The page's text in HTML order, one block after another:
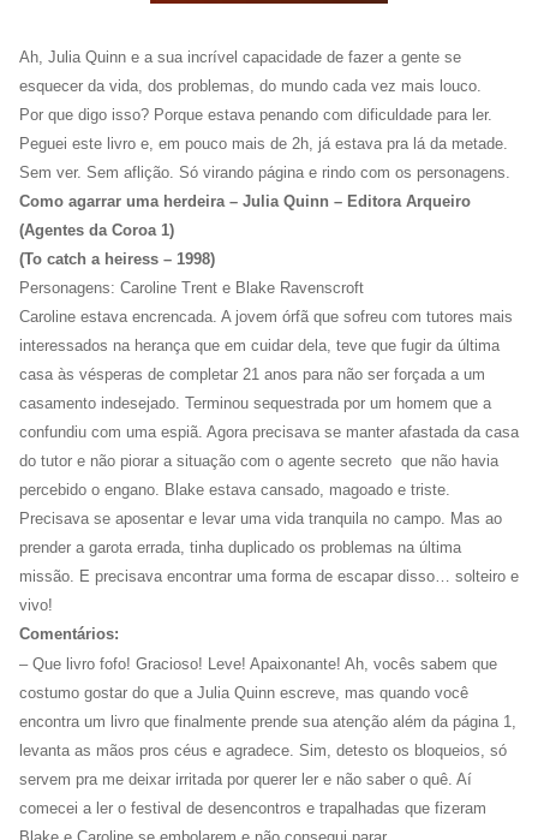
Ah, Julia Quinn e a sua incrível capacidade de fazer a gente se
esquecer da vida, dos problemas, do mundo cada vez mais louco.
Por que digo isso? Porque estava penando com dificuldade para ler.
Peguei este livro e, em pouco mais de 2h, já estava pra lá da metade.
Sem ver. Sem aflição. Só virando página e rindo com os personagens.
Como agarrar uma herdeira – Julia Quinn – Editora Arqueiro
(Agentes da Coroa 1)
(To catch a heiress – 1998)
Personagens: Caroline Trent e Blake Ravenscroft
Caroline estava encrencada. A jovem órfã que sofreu com tutores mais
interessados na herança que em cuidar dela, teve que fugir da última
casa às vésperas de completar 21 anos para não ser forçada a um
casamento indesejado. Terminou sequestrada por um homem que a
confundiu com uma espiã. Agora precisava se manter afastada da casa
do tutor e não piorar a situação com o agente secreto que não havia
percebido o engano. Blake estava cansado, magoado e triste.
Precisava se aposentar e levar uma vida tranquila no campo. Mas ao
prender a garota errada, tinha duplicado os problemas na última
missão. E precisava encontrar uma forma de escapar disso… solteiro e
vivo!
Comentários:
– Que livro fofo! Gracioso! Leve! Apaixonante! Ah, vocês sabem que
costumo gostar do que a Julia Quinn escreve, mas quando você
encontra um livro que finalmente prende sua atenção além da página 1,
levanta as mãos pros céus e agradece. Sim, detesto os bloqueios, só
servem pra me deixar irritada por querer ler e não saber o quê. Aí
comecei a ler o festival de desencontros e trapalhadas que fizeram